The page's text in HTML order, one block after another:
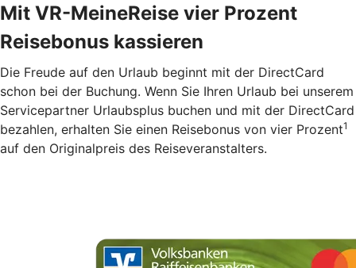
Mit VR-MeineReise vier Prozent
Reisebonus kassieren
Die Freude auf den Urlaub beginnt mit der DirectCard
schon bei der Buchung. Wenn Sie Ihren Urlaub bei unserem
Servicepartner Urlaubsplus buchen und mit der DirectCard
bezahlen, erhalten Sie einen Reisebonus von vier Prozent1
auf den Originalpreis des Reiseveranstalters.